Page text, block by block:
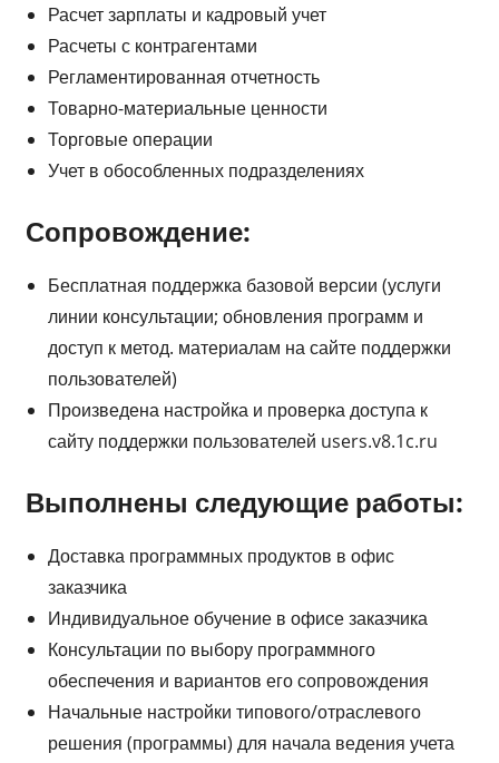
Расчет зарплаты и кадровый учет
Расчеты с контрагентами
Регламентированная отчетность
Товарно-материальные ценности
Торговые операции
Учет в обособленных подразделениях
Сопровождение:
Бесплатная поддержка базовой версии (услуги
линии консультации; обновления программ и
доступ к метод. материалам на сайте поддержки
пользователей)
Произведена настройка и проверка доступа к
сайту поддержки пользователей users.v8.1c.ru
Выполнены следующие работы:
Доставка программных продуктов в офис
заказчика
Индивидуальное обучение в офисе заказчика
Консультации по выбору программного
обеспечения и вариантов его сопровождения
Начальные настройки типового/отраслевого
решения (программы) для начала ведения учета